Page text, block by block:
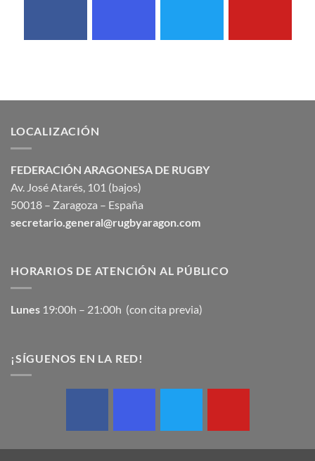
LOCALIZACIÓN
FEDERACIÓN ARAGONESA DE RUGBY
Av. José Atarés, 101 (bajos)
50018 – Zaragoza – España
secretario.general@rugbyaragon.com
HORARIOS DE ATENCIÓN AL PÚBLICO
Lunes 19:00h – 21:00h (con cita previa)
¡SÍGUENOS EN LA RED!